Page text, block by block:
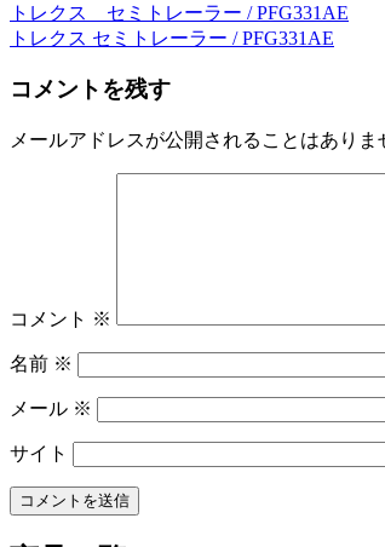
投
稿
ナ
ビ
ン
トレクス セミトレーラー / PFG331AE
トレクス セミトレーラー / PFG331AE
コメントを残す
メールアドレスが公開されることはありま
コメント ※
名前 ※
メール ※
サイト